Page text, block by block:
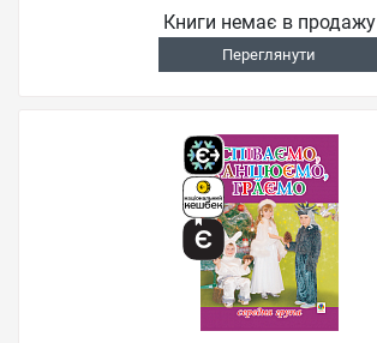
Книги немає в продажу
Переглянути